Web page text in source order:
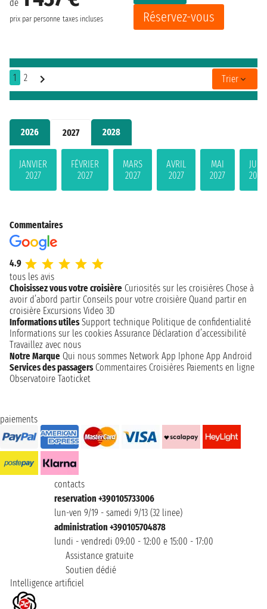
2026 2027 2028
JANVIER
2027
FÉVRIER
2027
MARS
2027
AVRIL
2027
MAI
2027
JUIN
2027
de
prix par personne taxes incluses Réservez-vous
1 2 Trier
Commentaires
4.9
tous les avis
Choisissez vous votre croisière Curiosités sur les croisières Chose à
avoir d’abord partir Conseils pour votre croisière Quand partir en
croisière Excursions Video 3D
Informations utiles Support technique Politique de confidentialité
Informations sur les cookies Assurance Déclaration d’accessibilité
Travaillez avec nous
Notre Marque Qui nous sommes Network App Iphone App Android
Services des passagers Commentaires Croisières Paiements en ligne
Observatoire Taoticket
paiements
contacts
reservation +390105733006
lun-ven 9/19 - samedi 9/13 (32 linee)
administration +390105704878
lundi - vendredi 09:00 - 12:00 e 15:00 - 17:00
Assistance gratuite
Soutien dédié
Intelligence artificiel